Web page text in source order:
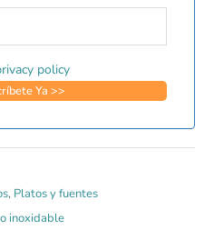
policy
, Platos y fuentes
inoxidable